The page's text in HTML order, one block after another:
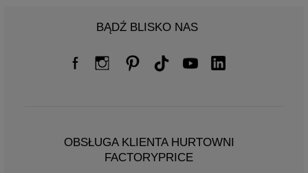
BĄDŹ BLISKO NAS
OBSŁUGA KLIENTA HURTOWNI
FACTORYPRICE